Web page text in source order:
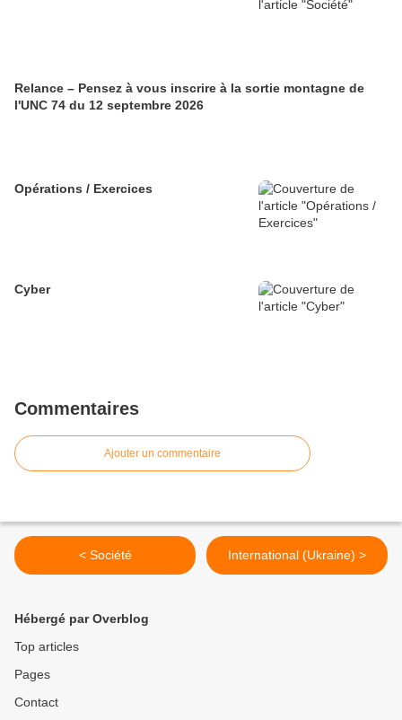
Relance – Pensez à vous inscrire à la sortie montagne de
l'UNC 74 du 12 septembre 2026
Opérations / Exercices
Cyber
Commentaires
Ajouter un commentaire
< Société International (Ukraine) >
Hébergé par Overblog
Top articles
Pages
Contact